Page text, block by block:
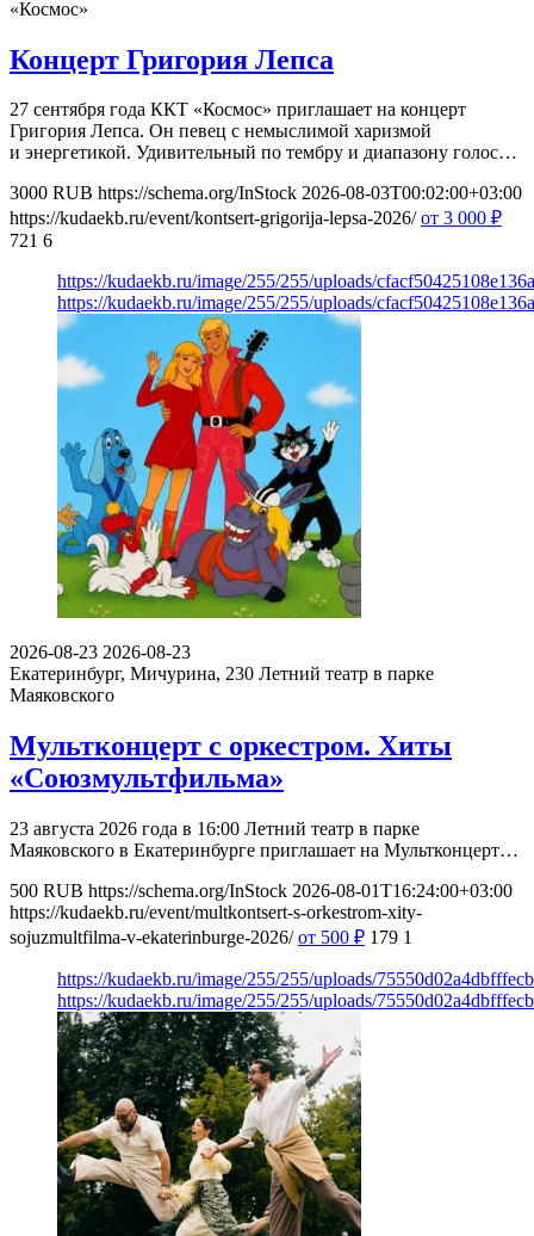
«Космос»
Концерт Григория Лепса
27 сентября года ККТ «Космос» приглашает на концерт
Григория Лепса. Он певец с немыслимой харизмой
и энергетикой. Удивительный по тембру и диапазону голос…
3000 RUB https://schema.org/InStock 2026-08-03T00:02:00+03:00
https://kudaekb.ru/event/kontsert-grigorija-lepsa-2026/ от 3 000 ₽
721 6
https://kudaekb.ru/image/255/255/uploads/
https://kudaekb.ru/image/255/255/uploads/
2026-08-23 2026-08-23
Екатеринбург, Мичурина, 230 Летний театр в парке
Маяковского
Мультконцерт с оркестром. Хиты
«Союзмультфильма»
23 августа 2026 года в 16:00 Летний театр в парке
Маяковского в Екатеринбурге приглашает на Мультконцерт…
500 RUB https://schema.org/InStock 2026-08-01T16:24:00+03:00
https://kudaekb.ru/event/multkontsert-s-orkestrom-xity-
sojuzmultfilma-v-ekaterinburge-2026/ от 500 ₽ 179 1
https://kudaekb.ru/image/255/255/uploads/
https://kudaekb.ru/image/255/255/uploads/